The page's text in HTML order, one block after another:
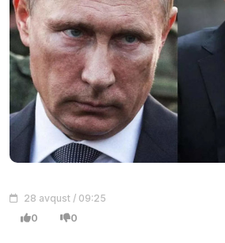
28 avqust / 09:25
0 0